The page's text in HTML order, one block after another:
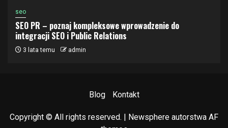
seo
SEO PR – poznaj kompleksowe wprowadzenie do
integracji SEO i Public Relations
3 lata temu admin
Blog Kontakt
Copyright © All rights reserved. | Newsphere autorstwa AF